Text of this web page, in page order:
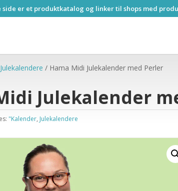
side er et produktkatalog og linker til shops med
Julekalendere / Hama Midi Julekalender med Perler
Julekalender
"Kalender, Julekalendere